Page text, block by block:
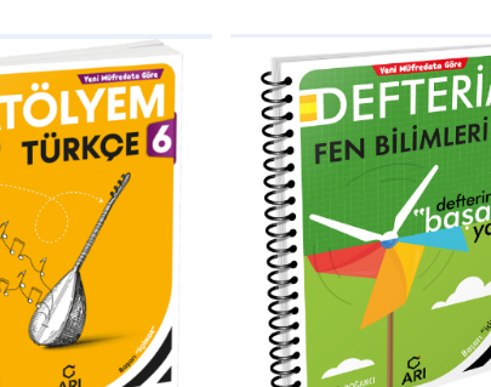
AddToWishlist